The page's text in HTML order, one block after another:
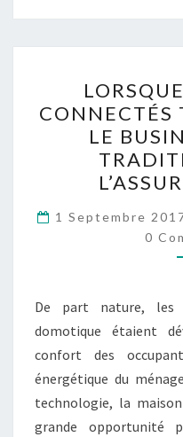
CONNECTÉS
LE
1 Septembre
0
De part nature, les
domotique étaient
confort des
énergétique du
technologie, la
grande opportunité